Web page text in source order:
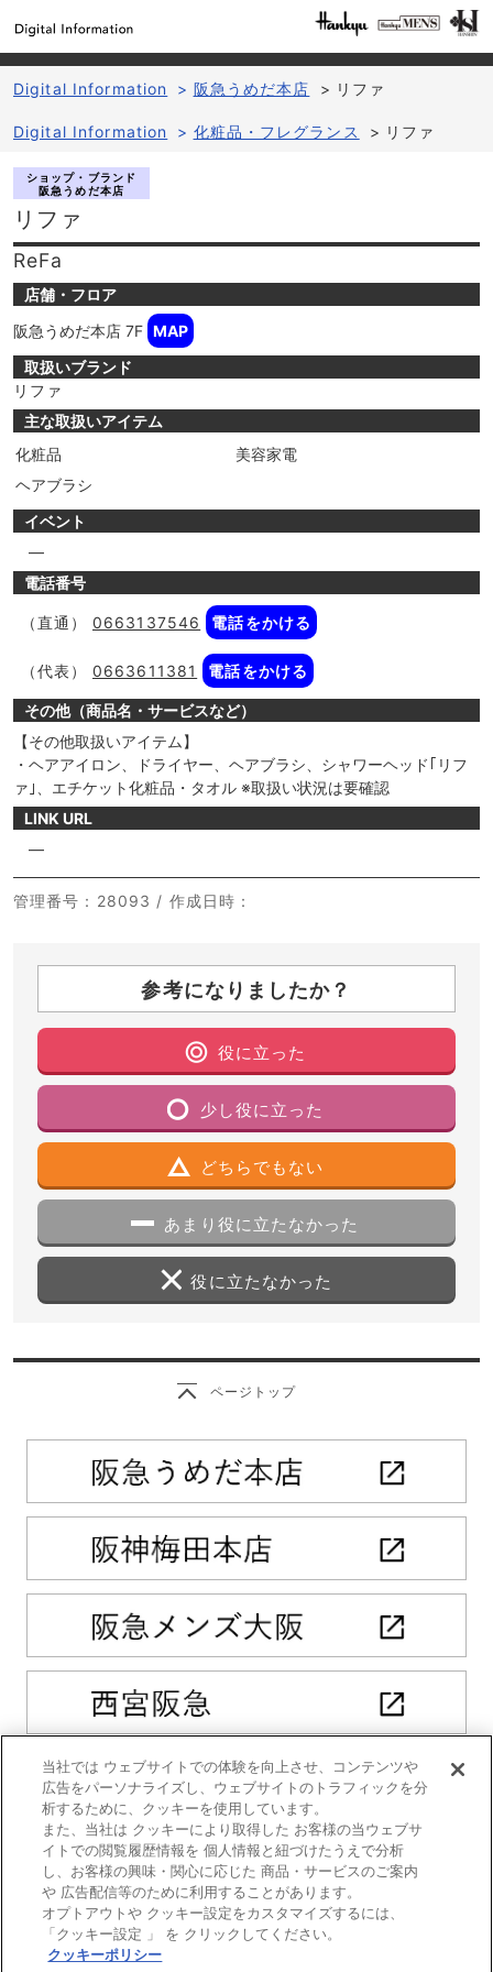
Digital Information > 阪急うめだ本店 > リファ
Digital Information > 化粧品・フレグランス > リファ
ショップ・ブランド
阪急うめだ本店
リファ
ReFa
店舗・フロア
阪急うめだ本店 7F MAP
取扱いブランド
リファ
主な取扱いアイテム
化粧品
美容家電
ヘアブラシ
イベント
―
電話番号
（直通） 0663137546 電話をかける
（代表） 0663611381 電話をかける
その他（商品名・サービスなど）
【その他取扱いアイテム】
・ヘアアイロン、ドライヤー、ヘアブラシ、シャワーヘッド｢リフ
ァ｣、エチケット化粧品・タオル ※取扱い状況は要確認
LINK URL
―
管理番号 ：28093 / 作成日時 ：
参考になりましたか？
役に立った
少し役に立った
どちらでもない
あまり役に立たなかった
役に立たなかった
ページトップ
当社では ウェブサイトでの体験を向上させ、コンテンツや
広告をパーソナライズし、ウェブサイトのトラフィックを分
析するために、クッキーを使用しています。
また、当社は クッキーにより取得した お客様の当ウェブサ
イトでの閲覧履歴情報を 個人情報と紐づけたうえで分析
し、お客様の興味・関心に応じた 商品・サービスのご案内
や 広告配信等のために利用することがあります。
オプトアウトや クッキー設定をカスタマイズするには、
「クッキー設定 」 を クリックしてください。
クッキーポリシー